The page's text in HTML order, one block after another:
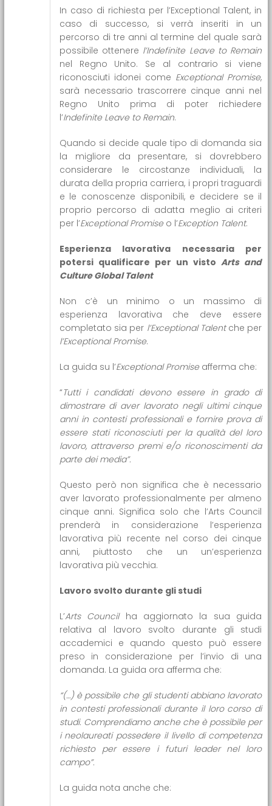
In caso di richiesta per l’Exceptional Talent, in
caso di successo, si verrà inseriti in un
percorso di tre anni al termine del quale sarà
possibile ottenere l’Indefinite Leave to Remain
nel Regno Unito. Se al contrario si viene
riconosciuti idonei come Exceptional Promise,
sarà necessario trascorrere cinque anni nel
Regno Unito prima di poter richiedere
l’Indefinite Leave to Remain.
Quando si decide quale tipo di domanda sia
la migliore da presentare, si dovrebbero
considerare le circostanze individuali, la
durata della propria carriera, i propri traguardi
e le conoscenze disponibili, e decidere se il
proprio percorso di adatta meglio ai criteri
per l’Exceptional Promiseo l’Exception Talent.
Esperienza lavorativa necessaria per
potersi qualificare per un vistoArts and
Culture Global Talent
Non c’è un minimo o un massimo di
esperienza lavorativa che deve essere
completato sia per l’Exceptional Talentche per
l’Exceptional Promise.
La guida su l’Exceptional Promiseafferma che:
“Tutti i candidati devono essere in grado di
dimostrare di aver lavorato negli ultimi cinque
anni in contesti professionali e fornire prova di
essere stati riconosciuti per la qualità del loro
lavoro, attraverso premi e/o riconoscimenti da
parte dei media”.
Questo però non significa che è necessario
aver lavorato professionalmente per almeno
cinque anni. Significa solo che l’Arts Council
prenderà in considerazione l’esperienza
lavorativa più recente nel corso dei cinque
anni, piuttosto che un un’esperienza
lavorativa più vecchia.
Lavoro svolto durante gli studi
L’Arts Council ha aggiornato la sua guida
relativa al lavoro svolto durante gli studi
accademici e quando questo può essere
preso in considerazione per l’invio di una
domanda. La guida ora afferma che:
“(…) è possibile che gli studenti abbiano lavorato
in contesti professionali durante il loro corso di
studi. Comprendiamo anche che è possibile per
i neolaureati possedere il livello di competenza
richiesto per essere i futuri leader nel loro
campo”.
La guida nota anche che: